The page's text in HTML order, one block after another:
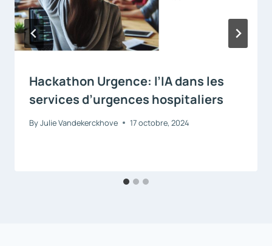
Hackathon Urgence: l’IA dans les
services d’urgences hospitaliers
ByJulie Vandekerckhove 17 octobre, 2024